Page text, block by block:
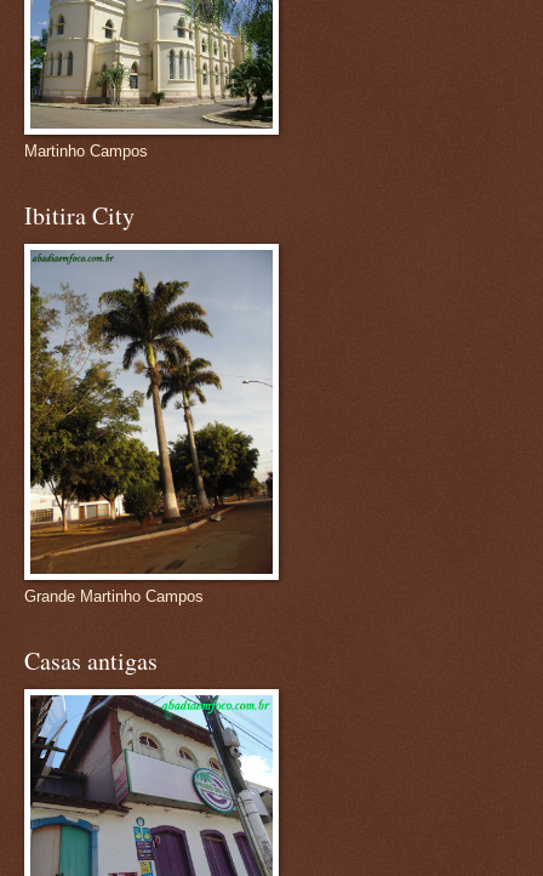
Martinho Campos
Ibitira City
Grande Martinho Campos
Casas antigas